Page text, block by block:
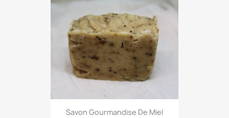
Savon Gourmandise De Miel